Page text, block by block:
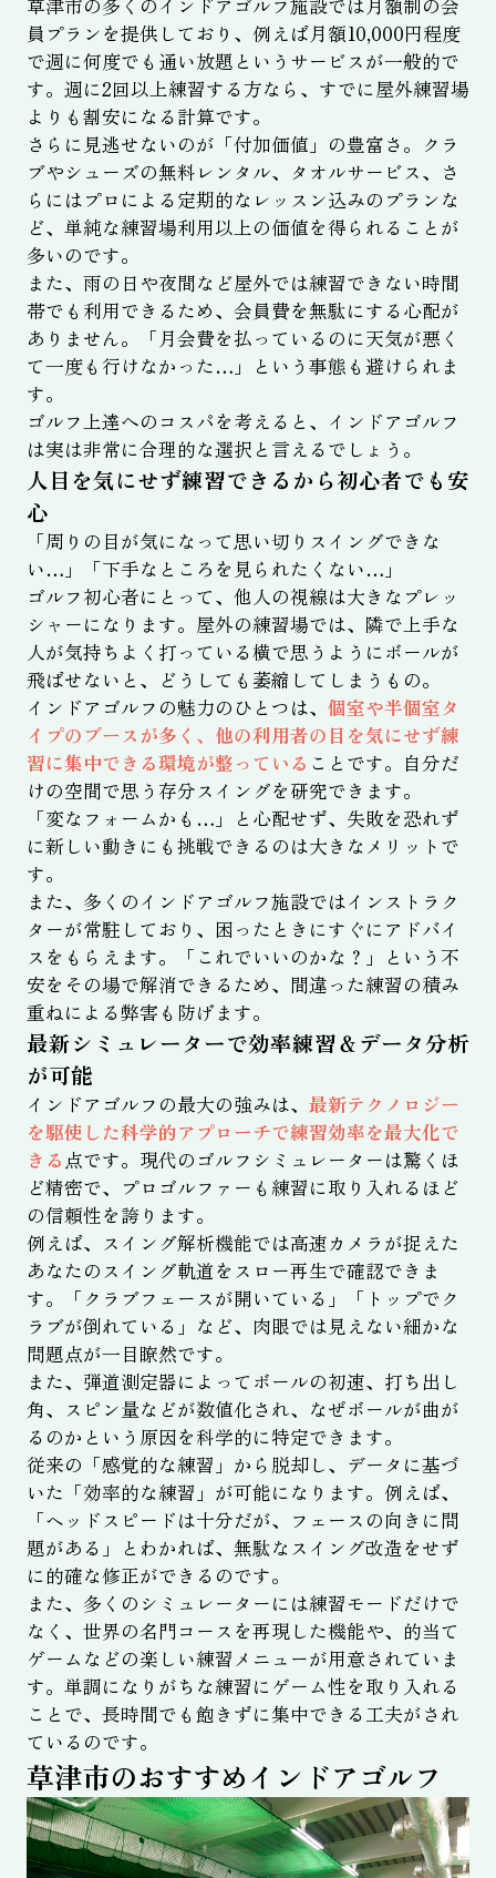
草津市の多くのインドアゴルフ施設では月額制の会
員プランを提供しており、例えば月額10,000円程度
で週に何度でも通い放題というサービスが一般的で
す。週に2回以上練習する方なら、すでに屋外練習場
よりも割安になる計算です。
さらに見逃せないのが「付加価値」の豊富さ。クラ
ブやシューズの無料レンタル、タオルサービス、さ
らにはプロによる定期的なレッスン込みのプランな
ど、単純な練習場利用以上の価値を得られることが
多いのです。
また、雨の日や夜間など屋外では練習できない時間
帯でも利用できるため、会員費を無駄にする心配が
ありません。「月会費を払っているのに天気が悪く
て一度も行けなかった…」という事態も避けられま
す。
ゴルフ上達へのコスパを考えると、インドアゴルフ
は実は非常に合理的な選択と言えるでしょう。
人目を気にせず練習できるから初心者でも安
心
「周りの目が気になって思い切りスイングできな
い…」「下手なところを見られたくない…」
ゴルフ初心者にとって、他人の視線は大きなプレッ
シャーになります。屋外の練習場では、隣で上手な
人が気持ちよく打っている横で思うようにボールが
飛ばせないと、どうしても萎縮してしまうもの。
インドアゴルフの魅力のひとつは、 個室や半個室タ
イプのブースが多く、他の利用者の目を気にせず練
習に集中できる環境が整っている ことです。自分だ
けの空間で思う存分スイングを研究できます。
「変なフォームかも…」と心配せず、失敗を恐れず
に新しい動きにも挑戦できるのは大きなメリットで
す。
また、多くのインドアゴルフ施設ではインストラク
ターが常駐しており、困ったときにすぐにアドバイ
スをもらえます。「これでいいのかな？」という不
安をその場で解消できるため、間違った練習の積み
重ねによる弊害も防げます。
最新シミュレーターで効率練習＆データ分析
が可能
インドアゴルフの最大の強みは、 最新テクノロジー
を駆使した科学的アプローチで練習効率を最大化で
きる 点です。現代のゴルフシミュレーターは驚くほ
ど精密で、プロゴルファーも練習に取り入れるほど
の信頼性を誇ります。
例えば、スイング解析機能では高速カメラが捉えた
あなたのスイング軌道をスロー再生で確認できま
す。「クラブフェースが開いている」「トップでク
ラブが倒れている」など、肉眼では見えない細かな
問題点が一目瞭然です。
また、弾道測定器によってボールの初速、打ち出し
角、スピン量などが数値化され、なぜボールが曲が
るのかという原因を科学的に特定できます。
従来の「感覚的な練習」から脱却し、データに基づ
いた「効率的な練習」が可能になります。例えば、
「ヘッドスピードは十分だが、フェースの向きに問
題がある」とわかれば、無駄なスイング改造をせず
に的確な修正ができるのです。
また、多くのシミュレーターには練習モードだけで
なく、世界の名門コースを再現した機能や、的当て
ゲームなどの楽しい練習メニューが用意されていま
す。単調になりがちな練習にゲーム性を取り入れる
ことで、長時間でも飽きずに集中できる工夫がされ
ているのです。
草津市のおすすめインドアゴルフ